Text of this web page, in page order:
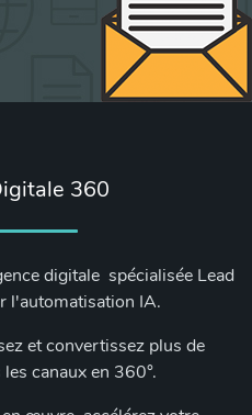
360
digitale spécialisée Lead
l'automatisation IA.
et convertissez plus de
canaux en 360°.